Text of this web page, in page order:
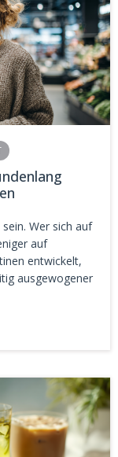
Wer sich auf
auf
entwickelt,
ausgewogener